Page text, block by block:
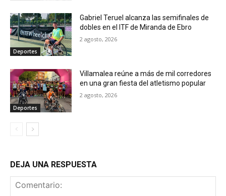
Deportes
Gabriel Teruel alcanza las semifinales de
dobles en el ITF de Miranda de Ebro
2 agosto, 2026
Deportes
Villamalea reúne a más de mil corredores
en una gran fiesta del atletismo popular
2 agosto, 2026
DEJA UNA RESPUESTA